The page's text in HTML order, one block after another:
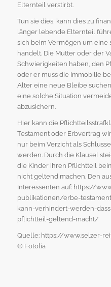
Elternteil verstirbt.
Tun sie dies, kann dies zu
länger lebende Elternteil
sich beim Vermögen um
handelt. Die Mutter oder der
Schwierigkeiten haben, den
oder er muss die Immobilie
Alter eine neue Bleibe
eine solche Situation
abzusichern.
Hier kann die
Testament oder Erbvertrag
nur beim Verzicht als
werden. Durch die Klausel
die Kinder ihren Pflichtteil
nicht geltend machen. Den
Interessenten auf: https://
publikationen/erbe-
kann-verhindert-werden-
pflichtteil-geltend-macht/
Quelle: https://www.selzer-
© Fotolia